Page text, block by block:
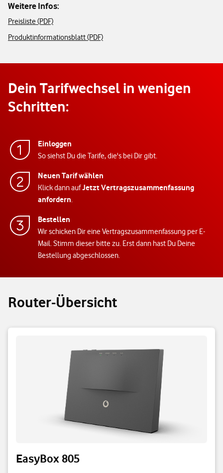
Weitere Infos:
Preisliste (PDF)
Produktinformationsblatt (PDF)
Dein Tarifwechsel in wenigen
Schritten:
Einloggen
So siehst Du die Tarife, die's bei Dir gibt.
Neuen Tarif wählen
Klick dann aufJetzt Vertragszusammenfassung
anfordern.
Bestellen
Wir schicken Dir eine Vertragszusammenfassung per E-
Mail. Stimm dieser bitte zu. Erst dann hast Du Deine
Bestellung abgeschlossen.
Router-Übersicht
EasyBox 805